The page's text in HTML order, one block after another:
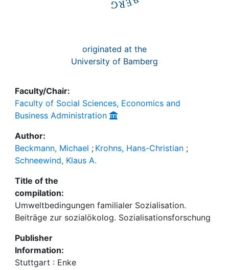
originated at the
University of Bamberg
Faculty/Chair:
Faculty of Social Sciences, Economics and
Business Administration
Author:
Beckmann, Michael ; Krohns, Hans-Christian ;
Schneewind, Klaus A.
Title of the
compilation:
Umweltbedingungen familialer Sozialisation.
Beiträge zur sozialökolog. Sozialisationsforschung
Publisher
Information:
Stuttgart : Enke